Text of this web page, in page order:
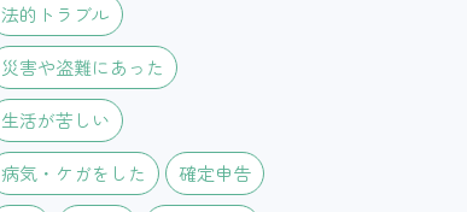
法的トラブル
災害や盗難にあった
生活が苦しい
病気・ケガをした 確定申告